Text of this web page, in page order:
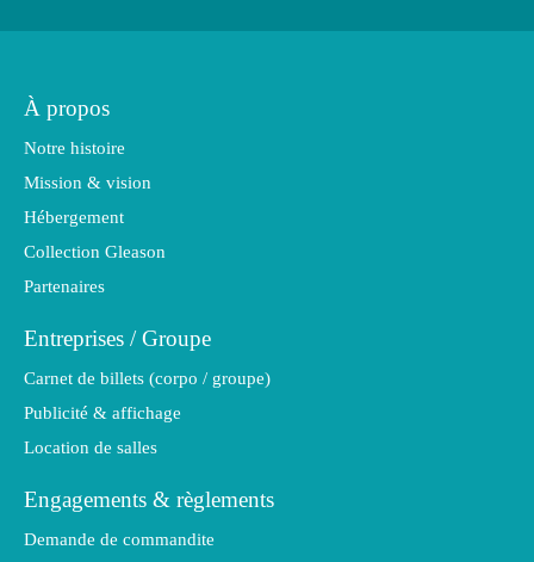
À propos
Notre histoire
Mission & vision
Hébergement
Collection Gleason
Partenaires
Entreprises / Groupe
Carnet de billets (corpo / groupe)
Publicité & affichage
Location de salles
Engagements & règlements
Demande de commandite